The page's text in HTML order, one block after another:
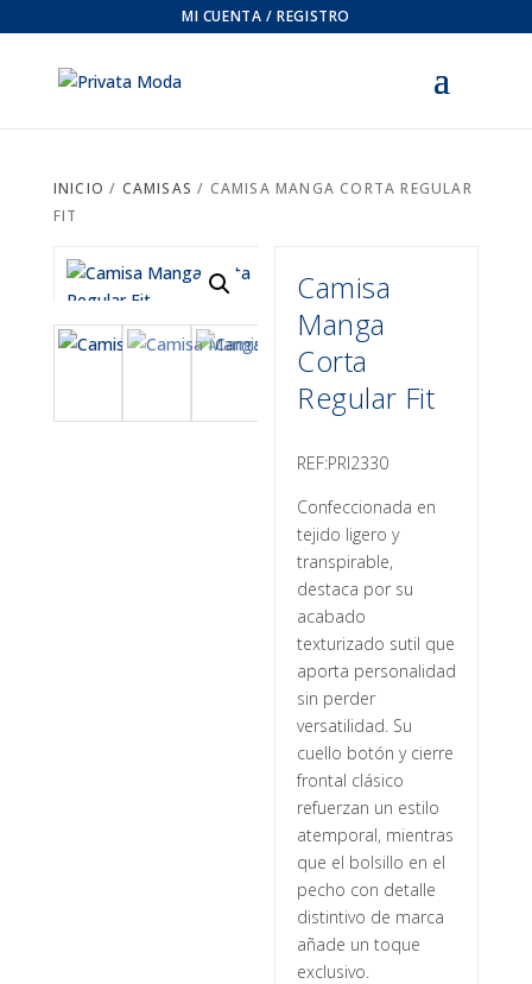
MI CUENTA / REGISTRO
INICIO / CAMISAS / CAMISA MANGA CORTA REGULAR
FIT
Camisa
Manga
Corta
Regular Fit
REF:PRI2330
Confeccionada en
tejido ligero y
transpirable,
destaca por su
acabado
texturizado sutil que
aporta personalidad
sin perder
versatilidad. Su
cuello botón y cierre
frontal clásico
refuerzan un estilo
atemporal, mientras
que el bolsillo en el
pecho con detalle
distintivo de marca
añade un toque
exclusivo.